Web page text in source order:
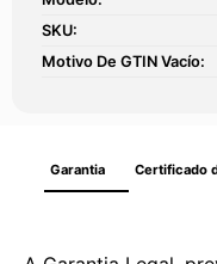
SKU:
Motivo De GTIN Vacío:
Garantia Certificado